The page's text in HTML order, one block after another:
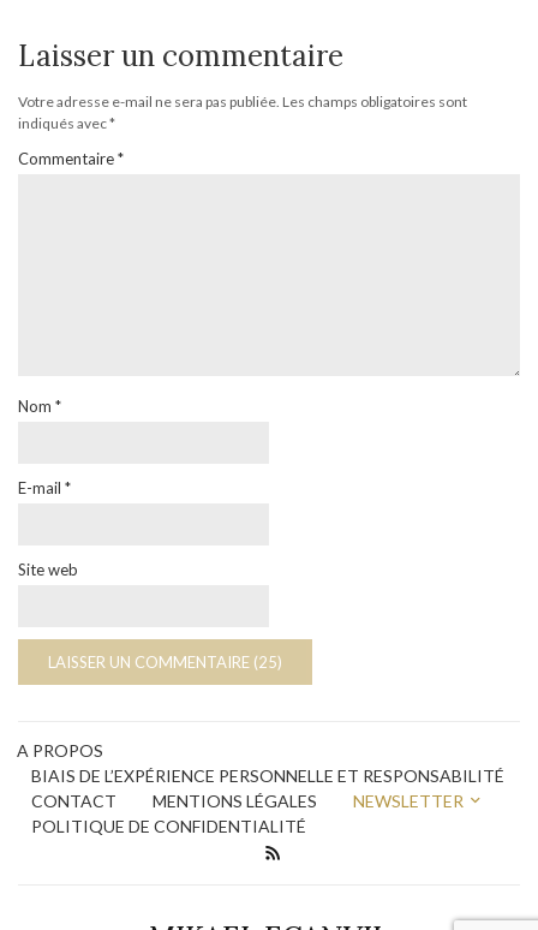
Laisser un commentaire
Votre adresse e-mail ne sera pas publiée. Les champs obligatoires sont
indiqués avec*
Commentaire*
Nom *
E-mail *
Site web
A PROPOS
BIAIS DE L’EXPÉRIENCE PERSONNELLE ET RESPONSABILITÉ
CONTACT
MENTIONS LÉGALES
NEWSLETTER
POLITIQUE DE CONFIDENTIALITÉ